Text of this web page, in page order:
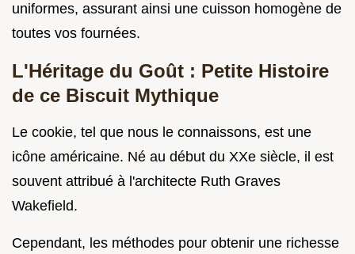
uniformes, assurant ainsi une cuisson homogène de
toutes vos fournées.
L'Héritage du Goût : Petite Histoire
de ce Biscuit Mythique
Le cookie, tel que nous le connaissons, est une
icône américaine. Né au début du XXe siècle, il est
souvent attribué à l'architecte Ruth Graves
Wakefield.
Cependant, les méthodes pour obtenir une richesse